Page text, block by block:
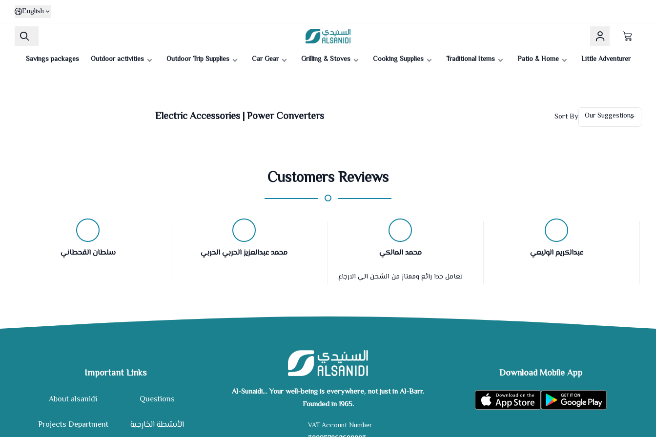
English
Al-Sanidi Store
Savings packages Outdoor activities Outdoor Trip Supplies Car Gear Grilling & Stoves Cooking Supplies Traditional Items Patio & Home Little Adventurer
Electric Accessories | Power Converters Sort By
Customers Reviews
سلطان القحطاني محمد عبدالعزيز الحربي الحربي محمد المالكي
تعامل جدا رائع وممتاز من الشحن الي الارجاع
عبدالكريم الوليعي
Important Links
About alsanidi
Projects Department
Questions
الأنشطة الخارجية
Al-Sunaidi... Your well-being is everywhere, not just in Al-Barr.
Founded in 1965.
VAT Account Number
Download Mobile App